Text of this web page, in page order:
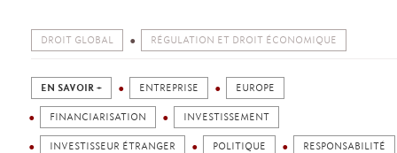
DROIT GLOBAL RÉGULATION ET DROIT ÉCONOMIQUE
EN SAVOIR + ENTREPRISE EUROPE
FINANCIARISATION INVESTISSEMENT
INVESTISSEUR ÉTRANGER POLITIQUE RESPONSABILITÉ